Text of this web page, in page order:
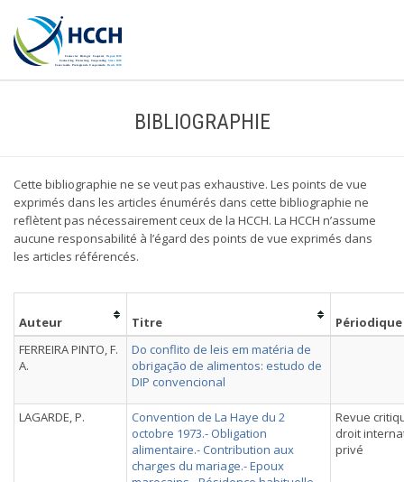
BIBLIOGRAPHIE
Cette bibliographie ne se veut pas exhaustive. Les points de vue
exprimés dans les articles énumérés dans cette bibliographie ne
reflètent pas nécessairement ceux de la HCCH. La HCCH n’assume
aucune responsabilité à l’égard des points de vue exprimés dans
les articles référencés.
Auteur Titre
Périodique
FERREIRA PINTO, F.
A.
Do conflito de leis em matéria de
obrigação de alimentos: estudo de
DIP convencional
LAGARDE, P.
Convention de La Haye du 2
octobre 1973.- Obligation
alimentaire.- Contribution aux
charges du mariage.- Epoux
Revue
droit
privé